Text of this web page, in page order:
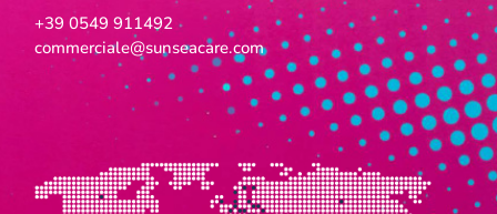
+39 0549 911492
commerciale@sunseacare.com